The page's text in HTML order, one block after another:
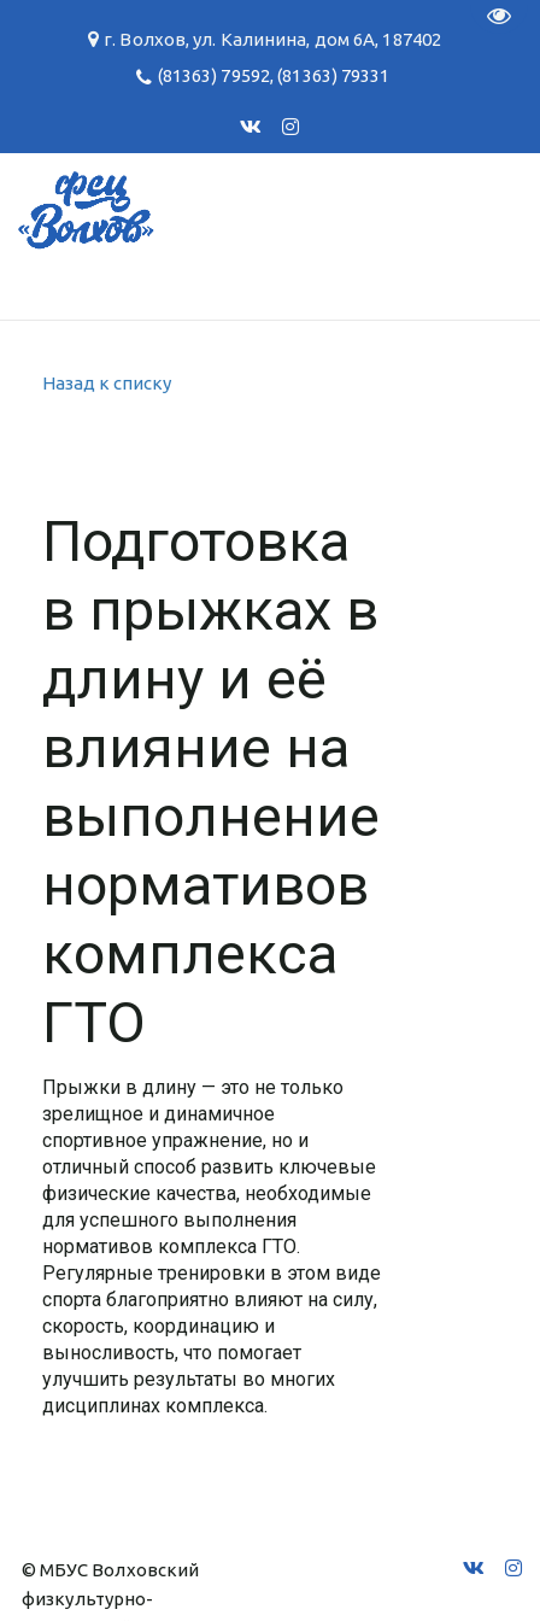
г. Волхов,ул. Калинина, дом 6А, 187402
(81363) 79592,(81363) 79331
Назад к списку
Подготовка
в прыжках в
длину и её
влияние на
выполнение
нормативов
комплекса
ГТО
Прыжки в длину — это не только
зрелищное и динамичное
спортивное упражнение, но и
отличный способ развить ключевые
физические качества, необходимые
для успешного выполнения
нормативов комплекса ГТО.
Регулярные тренировки в этом виде
спорта благоприятно влияют на силу,
скорость, координацию и
выносливость, что помогает
улучшить результаты во многих
дисциплинах комплекса.
© МБУС Волховский
физкультурно-